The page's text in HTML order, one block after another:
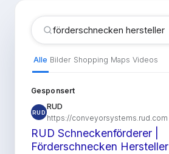
förderschnecken hersteller
Alle Bilder Shopping Maps Videos
Gesponsert
RUD
RUD
https://conveyorsystems.rud.com
RUD Schneckenförderer |
Förderschnecken Hersteller